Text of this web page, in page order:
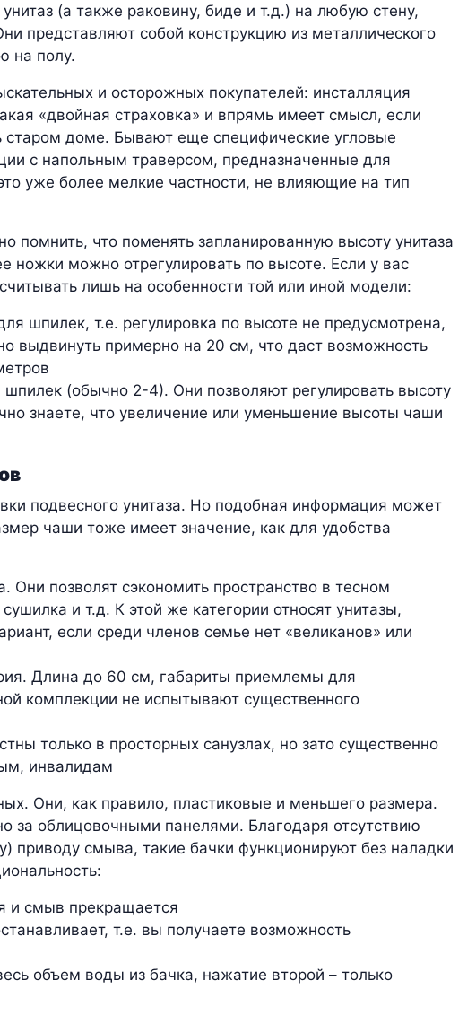
(а также раковину, биде и т.д.) на любую стену,
представляют собой конструкцию из металлического
на полу.
и осторожных покупателей: инсталляция
«двойная страховка» и впрямь имеет смысл, если
старом доме. Бывают еще специфические угловые
с напольным траверсом, предназначенные для
уже более мелкие частности, не влияющие на тип
помнить, что поменять запланированную высоту унитаза
ножки можно отрегулировать по высоте. Если у вас
лишь на особенности той или иной модели:
шпилек, т.е. регулировка по высоте не предусмотрена,
выдвинуть примерно на 20 см, что даст возможность
(обычно 2-4). Они позволяют регулировать высоту
знаете, что увеличение или уменьшение высоты чаши
подвесного унитаза. Но подобная информация может
чаши тоже имеет значение, как для удобства
позволят сэкономить пространство в тесном
и т.д. К этой же категории относят унитазы,
если среди членов семье нет «великанов» или
Длина до 60 см, габариты приемлемы для
комплекции не испытывают существенного
только в просторных санузлах, но зато существенно
инвалидам
Они, как правило, пластиковые и меньшего размера.
за облицовочными панелями. Благодаря отсутствию
смыва, такие бачки функционируют без наладки
и смыв прекращается
т.е. вы получаете возможность
объем воды из бачка, нажатие второй – только